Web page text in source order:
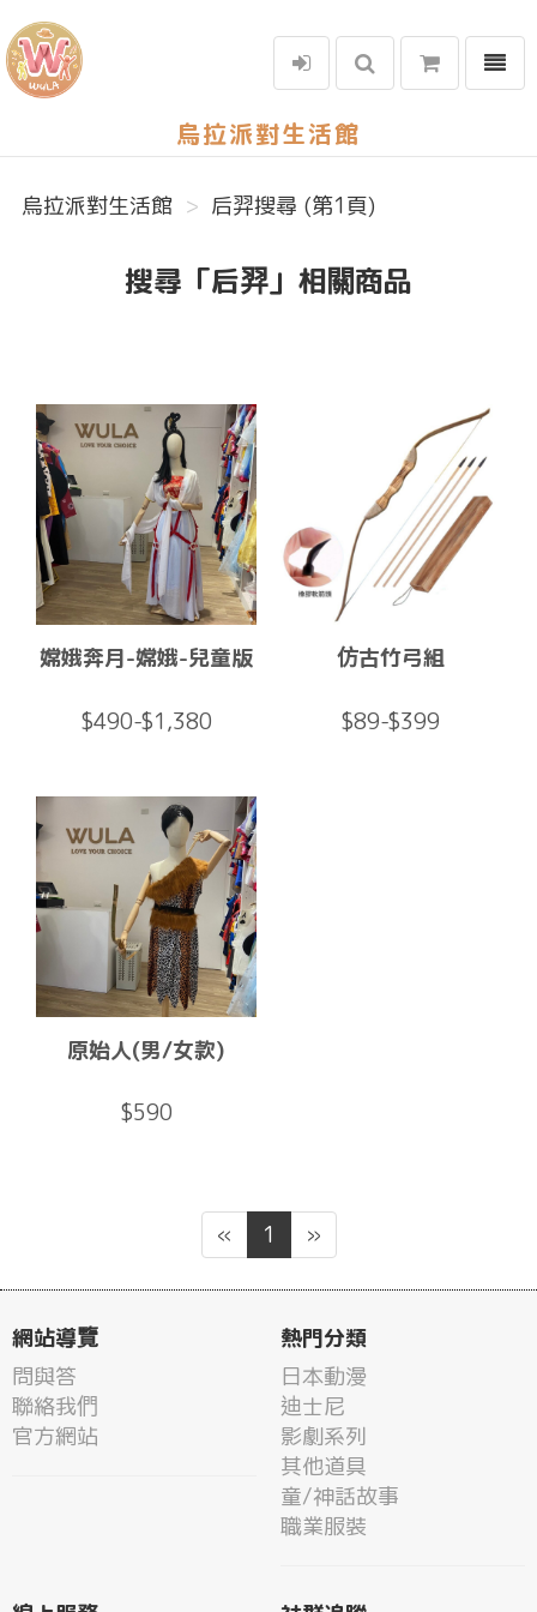
烏拉派對生活館
選單
烏拉派對生活館 后羿搜尋 (第1頁)
搜尋「后羿」相關商品
嫦娥奔月-嫦娥-兒童版
$490-$1,380
仿古竹弓組
$89-$399
原始人(男/女款)
$590
« 1 »
網站導覽
問與答
聯絡我們
官方網站
熱門分類
日本動漫
迪士尼
影劇系列
其他道具
童/神話故事
職業服裝